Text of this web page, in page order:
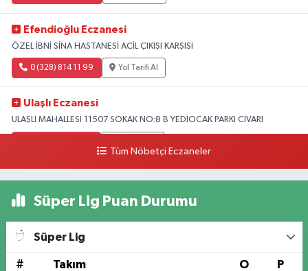
Efendioğlu Eczanesi
ÖZEL İBNİ SİNA HASTANESİ ACİL ÇIKIŞI KARŞISI
0 (328) 814 11 99 Yol Tarifi Al
Ulaşlı Eczanesi
ULAŞLI MAHALLESİ 11507 SOKAK NO:8 B YEDİOCAK PARKI CİVARI
Tüm Nöbetçi Eczaneler
Süper Lig Puan Durumu
Süper Lig
# Takım O P